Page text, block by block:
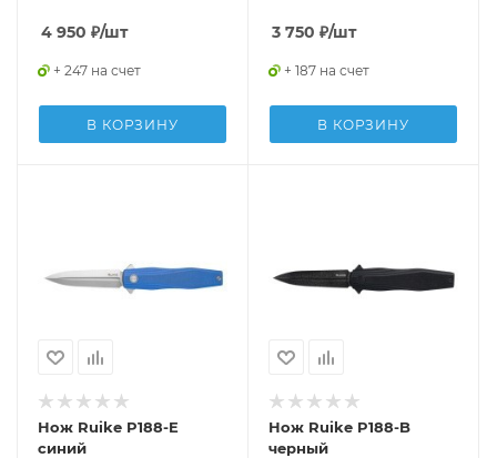
4 950 ₽/шт
+ 247 на счет
В КОРЗИНУ
3 750 ₽/шт
+ 187 на счет
В КОРЗИНУ
Нож Ruike P188-E
синий
Нож Ruike P188-B
черный